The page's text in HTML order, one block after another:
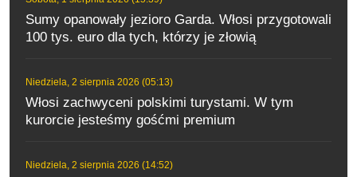
Sumy opanowały jezioro Garda. Włosi przygotowali
100 tys. euro dla tych, którzy je złowią
Niedziela, 2 sierpnia 2026 (05:13)
Włosi zachwyceni polskimi turystami. W tym
kurorcie jesteśmy gośćmi premium
Niedziela, 2 sierpnia 2026 (14:52)